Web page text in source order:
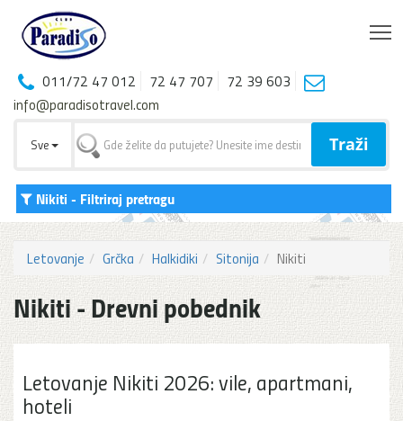
011/72 47 012 72 47 707
72 39 603
info@paradisotravel.com
Sve Traži
Nikiti - Filtriraj pretragu
Letovanje Grčka Halkidiki Sitonija Nikiti
Nikiti - Drevni pobednik
Letovanje Nikiti 2026: vile, apartmani,
hoteli